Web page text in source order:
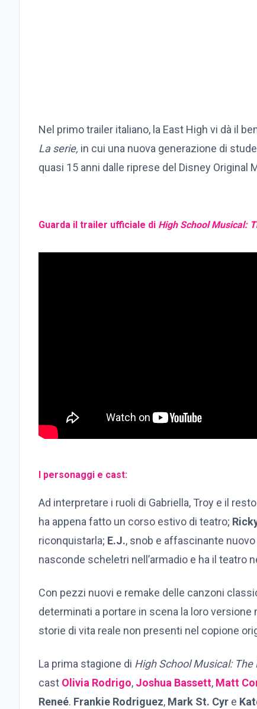
Nel primo trailer italiano, la East High vi dà il
La serie, in cui una nuova generazione di
quasi 15 anni dalle riprese del Disney Original
Guarda il trailer ufficiale di High School Musical:
I personaggi e cast:
Ad interpretare i ruoli di Gabriella, Troy e il
ha appena fatto un corso estivo di teatro;
riconquistarla; E.J., snob e affascinante
nasconde scheletri nell’armadio e ha il teatro
Con pezzi nuovi e remake delle canzoni
determinati a portare in scena la loro
storie di vita reale non presenti nel copione
La prima stagione di High School Musical: The
cast Olivia Rodrigo, Joshua Bassett, Matt
Reneé. Frankie Rodriguez, Mark St. Cyr e